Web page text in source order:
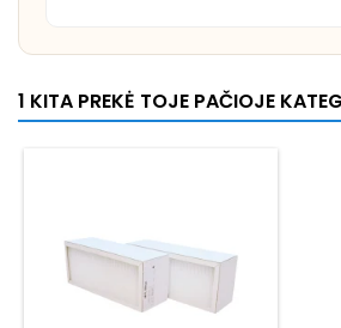
1 KITA PREKĖ TOJE PAČIOJE